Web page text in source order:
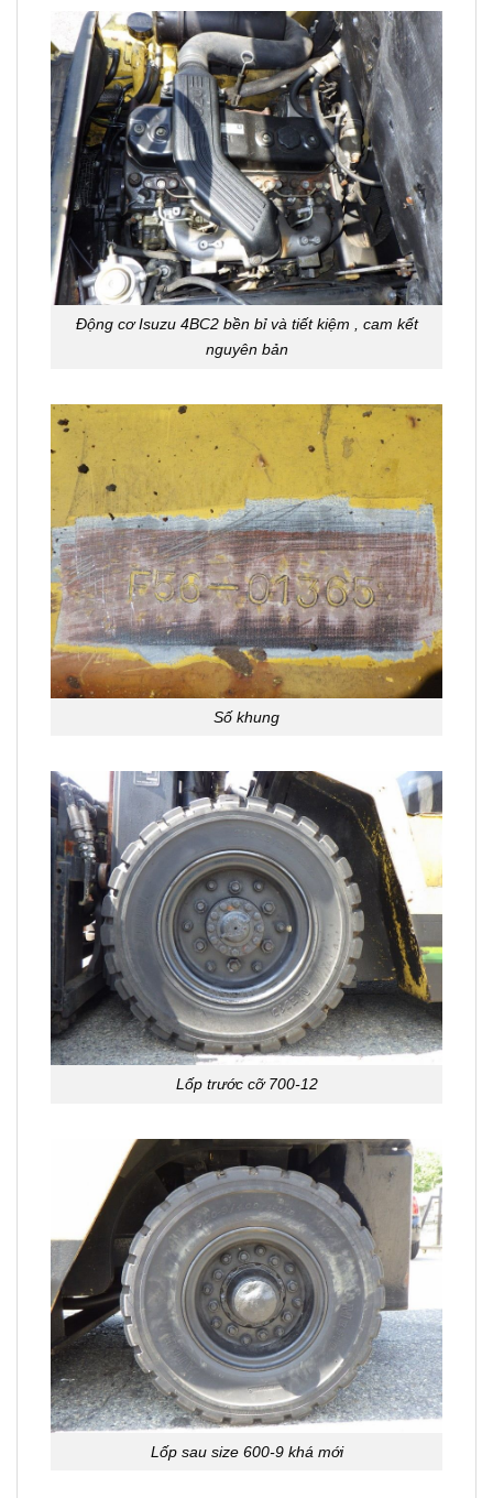
Động cơ Isuzu 4BC2 bền bỉ và tiết kiệm , cam kết
nguyên bản
Số khung
Lốp trước cỡ 700-12
Lốp sau size 600-9 khá mới